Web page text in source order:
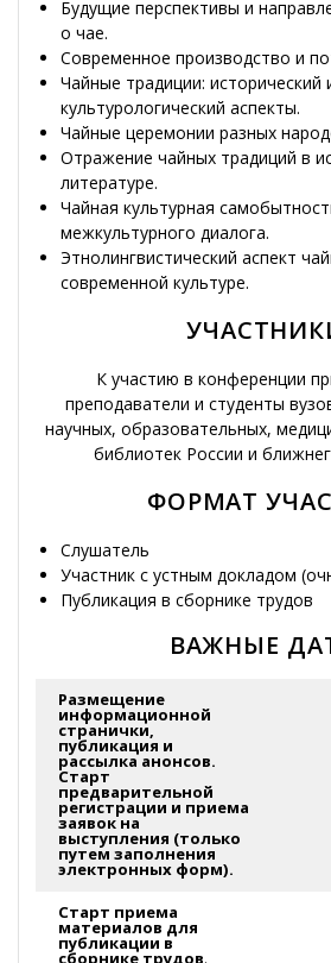
Будущие перспективы и
о чае.
Современное производство и
Чайные традиции: исторический
культурологический аспекты.
Чайные церемонии разных
Отражение чайных традиций в
литературе.
Чайная культурная
межкультурного диалога.
Этнолингвистический аспект
современной культуре.
К участию в конференции
преподаватели и студенты
научных, образовательных,
библиотек России и
ФОРМАТ
Слушатель
Участник с устным докладом
Публикация в сборнике трудов
ВАЖНЫЕ
Размещение
информационной
странички,
публикация и
рассылка анонсов.
Старт
предварительной
регистрации и приема
заявок на
выступления (только
путем заполнения
электронных форм).
Старт приема
материалов для
публикации в
сборнике трудов.